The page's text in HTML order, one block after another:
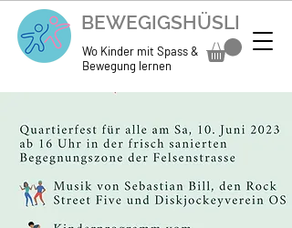
BEWEGIGSHÜSLI
Wo Kinder mit Spass &
Bewegung lernen